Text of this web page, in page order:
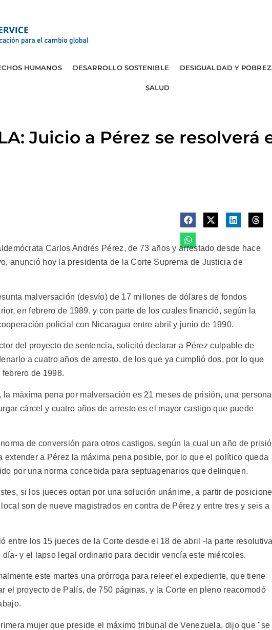
HUMANOS DESARROLLO SOSTENIBLE DESIGUALDAD Y
SALUD
Juicio a Pérez se resolverá
Carlos Andrés Pérez, de 73 años y arrestado desde hace
anunció hoy la presidenta de la Corte Suprema de Justicia de
malversación (desvío) de 17 millones de dólares de fondos
en febrero de 1989, y con parte de los cuales financió, según la
policial con Nicaragua entre abril y junio de 1990.
del proyecto de sentencia, solicitó declarar a Pérez culpable de
a cuatro años de arresto, de los que ya cumplió dos, por lo que
de 1998.
máxima pena por malversación es 21 meses de prisión, una persona
cárcel y cuatro años de arresto es el mayor castigo que puede
de conversión para otros castigos, según la cual un año de
extender a Pérez la máxima pena posible, por lo que el político queda
por una norma concebida para septuagenarios que delinquen.
si los jueces optan por una solución unánime, a partir de
son de nueve magistrados en contra de Pérez y entre tres y seis a
entre los 15 jueces de la Corte desde el 18 de abril -la parte
y el lapso legal ordinario para decidir vencía este miércoles.
este martes una prórroga para releer el expediente, que tiene
el proyecto de Palís, de 750 páginas, y la Corte en pleno reacomodó
mujer que preside el máximo tribunal de Venezuela, dijo que "se